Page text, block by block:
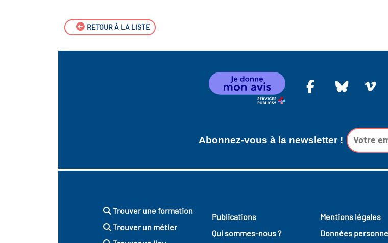
RETOUR À LA LISTE
Abonnez-vous à la newsletter !
Trouver une formation
Trouver un métier
Publications
Qui sommes-nous ?
Mentions légales
Données